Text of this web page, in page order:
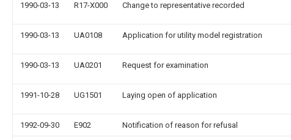
1990-03-13 R17-X000 Change to representative recorded
1990-03-13 UA0108 Application for utility model registration
1990-03-13 UA0201 Request for examination
1991-10-28 UG1501 Laying open of application
1992-09-30 E902 Notification of reason for refusal